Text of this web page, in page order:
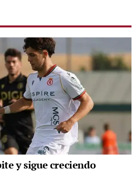
y sigue creciendo